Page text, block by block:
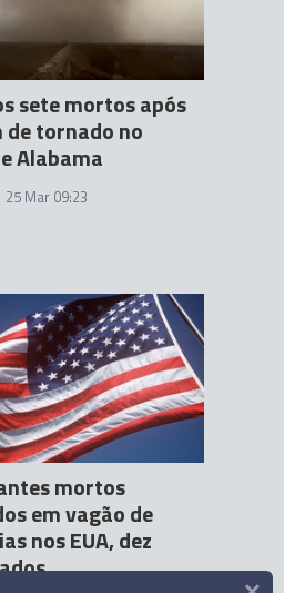
sete mortos após
de tornado no
Alabama
25 Mar 09:23
mortos
em vagão de
nos EUA, dez